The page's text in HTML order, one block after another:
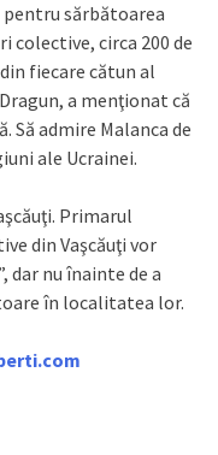
sărbătoarea
colective, circa 200 de
fiecare cătun al
a menţionat că
admire Malanca de
ale Ucrainei.
Primarul
din Vaşcăuţi vor
dar nu înainte de a
în localitatea lor.